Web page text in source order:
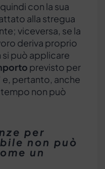
con la sua
alla stregua
viceversa, se la
deriva proprio
si può applicare
previsto per
e, pertanto, anche
non può
per
non può
un